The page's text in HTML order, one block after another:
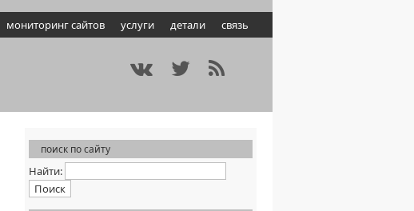
связь
детали
услуги
мониторинг сайтов
поиск по сайту
Найти: